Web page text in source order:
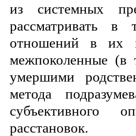
из системных
рассматривать в
отношений в их
межпоколенные
умершими
метода
субъективного
расстановок.